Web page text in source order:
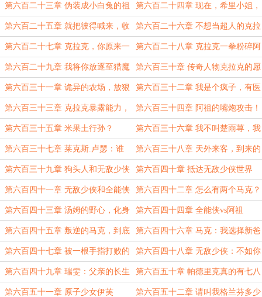
远步履轻捷，笑声豪放 这么治愈，一定是个和善男孩！
第六百二十三章 伪装成小白兔的祖
国人
第六百二十四章 现在，希里小姐，
打开传送门！
第六百二十五章 就把彼得喊来，收
拾祖国人吧
第六百二十六章 不想当超人的克拉
克
第六百二十七章 克拉克，你原来一
直在装！竟然早就会飞了！
第六百二十八章 克拉克一拳粉碎阿
祖超人梦
第六百二十九章 我将你放逐至猎魔
人大陆
第六百三十章 传奇人物克拉克的愿
望
第六百三十一章 诡异的农场，放狠
话的阿祖
第六百三十二章 我是个疯子，有医
生开的证明！
第六百三十三章 克拉克暴露能力，
阿祖的愤怒
第六百三十四章 阿祖的嘴炮攻击！
第六百三十五章 米果土行孙？ 第六百三十六章 我不叫楚雨荨，我
叫斯莫威尔执法官
第六百三十七章 莱克斯.卢瑟：谁
才是真正的英雄？
第六百三十八章 天外来客，到来的
宇宙危机！
第六百三十九章 狗头人和无敌少侠 第六百四十章 抵达无敌少侠世界
第六百四十一章 无敌少侠和全能侠
的会面
第六百四十二章 怎么有两个马克？
第六百四十三章 汤姆的野心，化身
大蛇丸
第六百四十四章 全能侠vs阿祖
第六百四十五章 叛逆的马克，到底
谁是父亲？
第六百四十六章 马克：我选择新爸
爸！
第六百四十七章 被一根手指打败的
无敌少侠
第六百四十八章 无敌少侠：不如你
把我妈娶了吧
第六百四十九章 瑞雯：父亲的长生
代表着什么？
第六百五十章 帕德里克真的有七八
个孩子还是单身？
第六百五十一章 原子少女伊芙 第六百五十二章 请叫我格兰芬多少